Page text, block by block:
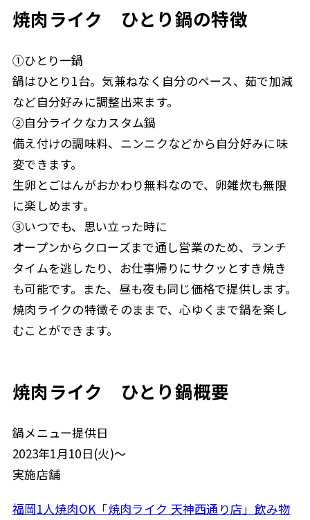
焼肉ライク ひとり鍋の特徴
①ひとり一鍋
鍋はひとり1台。気兼ねなく自分のペース、茹で加減
など自分好みに調整出来ます。
②自分ライクなカスタム鍋
備え付けの調味料、ニンニクなどから自分好みに味
変できます。
生卵とごはんがおかわり無料なので、卵雑炊も無限
に楽しめます。
③いつでも、思い立った時に
オープンからクローズまで通し営業のため、ランチ
タイムを逃したり、お仕事帰りにサクッとすき焼き
も可能です。また、昼も夜も同じ価格で提供します。
焼肉ライクの特徴そのままで、心ゆくまで鍋を楽し
むことができます。
焼肉ライク ひとり鍋概要
鍋メニュー提供日
2023年1月10日(火)～
実施店舗
福岡1人焼肉OK「焼肉ライク 天神西通り店」飲み物